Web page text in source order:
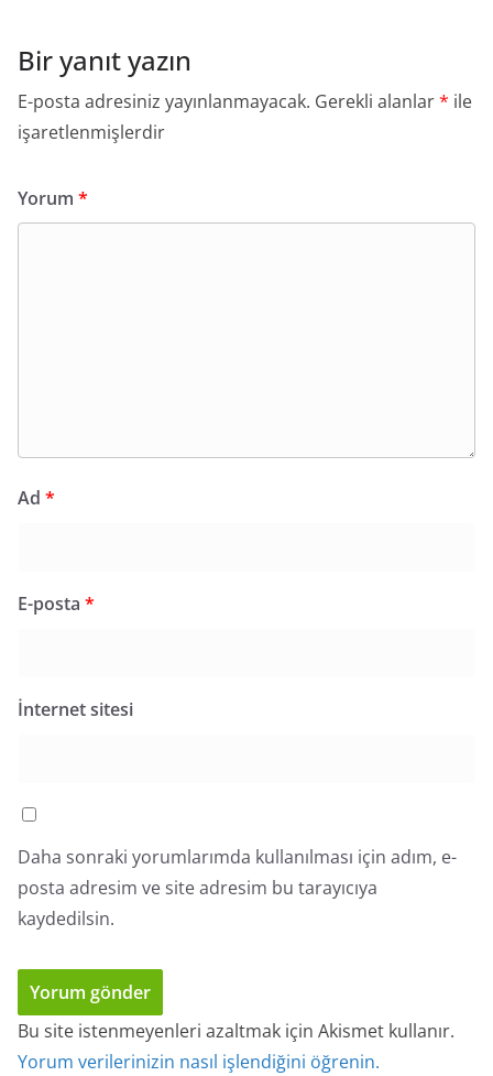
Bir yanıt yazın
E-posta adresiniz yayınlanmayacak. Gerekli alanlar* ile
işaretlenmişlerdir
Yorum *
Ad *
E-posta *
İnternet sitesi
Daha sonraki yorumlarımda kullanılması için adım, e-
posta adresim ve site adresim bu tarayıcıya
kaydedilsin.
Bu site istenmeyenleri azaltmak için Akismet kullanır.
Yorum verilerinizin nasıl işlendiğini öğrenin.